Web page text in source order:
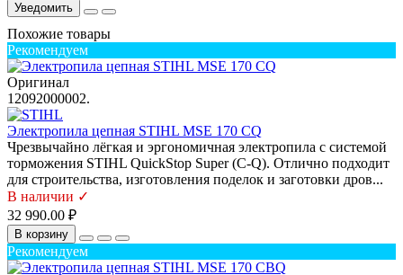
Уведомить
Похожие товары
Рекомендуем
Оригинал
12092000002.
Электропила цепная STIHL MSE 170 CQ
Чрезвычайно лёгкая и эргономичная электропила с системой
торможения STIHL QuickStop Super (C-Q). Отлично подходит
для строительства, изготовления поделок и заготовки дров...
В наличии ✓
32 990.00 ₽
В корзину
Рекомендуем